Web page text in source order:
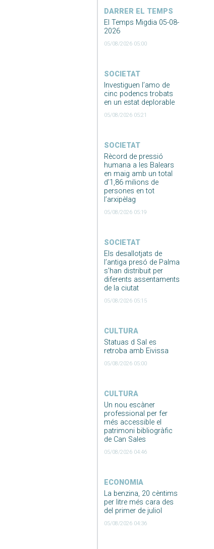
DARRER EL TEMPS
El Temps Migdia 05-08-
2026
05/08/2026 05:00
SOCIETAT
Investiguen l’amo de
cinc podencs trobats
en un estat deplorable
05/08/2026 05:21
SOCIETAT
Rècord de pressió
humana a les Balears
en maig amb un total
d’1,86 milions de
persones en tot
l’arxipèlag
05/08/2026 05:19
SOCIETAT
Els desallotjats de
l’antiga presó de Palma
s’han distribuit per
diferents assentaments
de la ciutat
05/08/2026 05:15
CULTURA
Statuas d Sal es
retroba amb Eivissa
05/08/2026 05:00
CULTURA
Un nou escàner
professional per fer
més accessible el
patrimoni bibliogràfic
de Can Sales
05/08/2026 04:46
ECONOMIA
La benzina, 20 cèntims
per litre més cara des
del primer de juliol
05/08/2026 04:36